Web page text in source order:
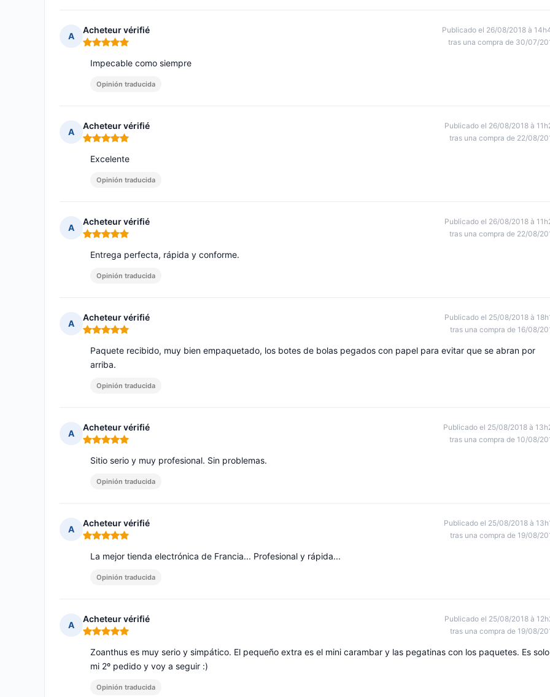
A
Acheteur vérifié
Nota: 5 de 5
Publicado el 26/08/2018 à
tras una compra de 30/07/
Impecable como siempre
Opinión traducida
A
Acheteur vérifié
Nota: 5 de 5
Publicado el 26/08/2018 à
tras una compra de 22/08/
Excelente
Opinión traducida
A
Acheteur vérifié
Nota: 5 de 5
Publicado el 26/08/2018 à
tras una compra de 22/08/
Entrega perfecta, rápida y conforme.
Opinión traducida
A
Acheteur vérifié
Nota: 5 de 5
Publicado el 25/08/2018 à
tras una compra de 16/08/
Paquete recibido, muy bien empaquetado, los botes de bolas pegados con papel para evitar que se abran por
arriba.
Opinión traducida
A
Acheteur vérifié
Nota: 5 de 5
Publicado el 25/08/2018 à
tras una compra de 10/08/
Sitio serio y muy profesional. Sin problemas.
Opinión traducida
A
Acheteur vérifié
Nota: 5 de 5
Publicado el 25/08/2018 à
tras una compra de 19/08/
La mejor tienda electrónica de Francia... Profesional y rápida...
Opinión traducida
A
Acheteur vérifié
Nota: 5 de 5
Publicado el 25/08/2018 à
tras una compra de 19/08/
Zoanthus es muy serio y simpático. El pequeño extra es el mini carambar y las pegatinas con los paquetes. Es solo
mi 2º pedido y voy a seguir :)
Opinión traducida